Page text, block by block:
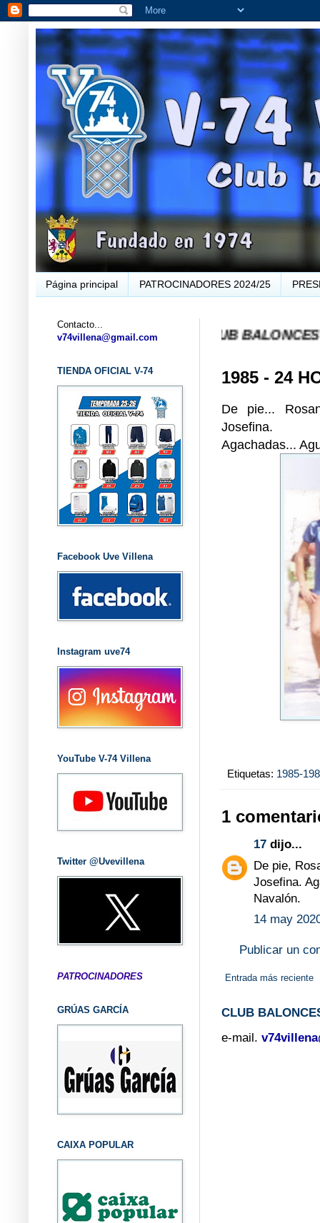
Página principal PATROCINADORES 2024/25
... CLUB BALONCESTO V-
1985 - 24
De pie...
Josefina.
Agachadas...
Etiquetas: 1985-
1
17 dijo...
De pie,
Josefina.
Navalón.
14 may
Publicar un
Entrada más reciente
CLUB
e-mail.
Contacto...
v74villena@gmail.com
TIENDA OFICIAL V-74
Facebook Uve Villena
Instagram uve74
YouTube V-74 Villena
Twitter @Uvevillena
PATROCINADORES
GRÚAS GARCÍA
CAIXA POPULAR